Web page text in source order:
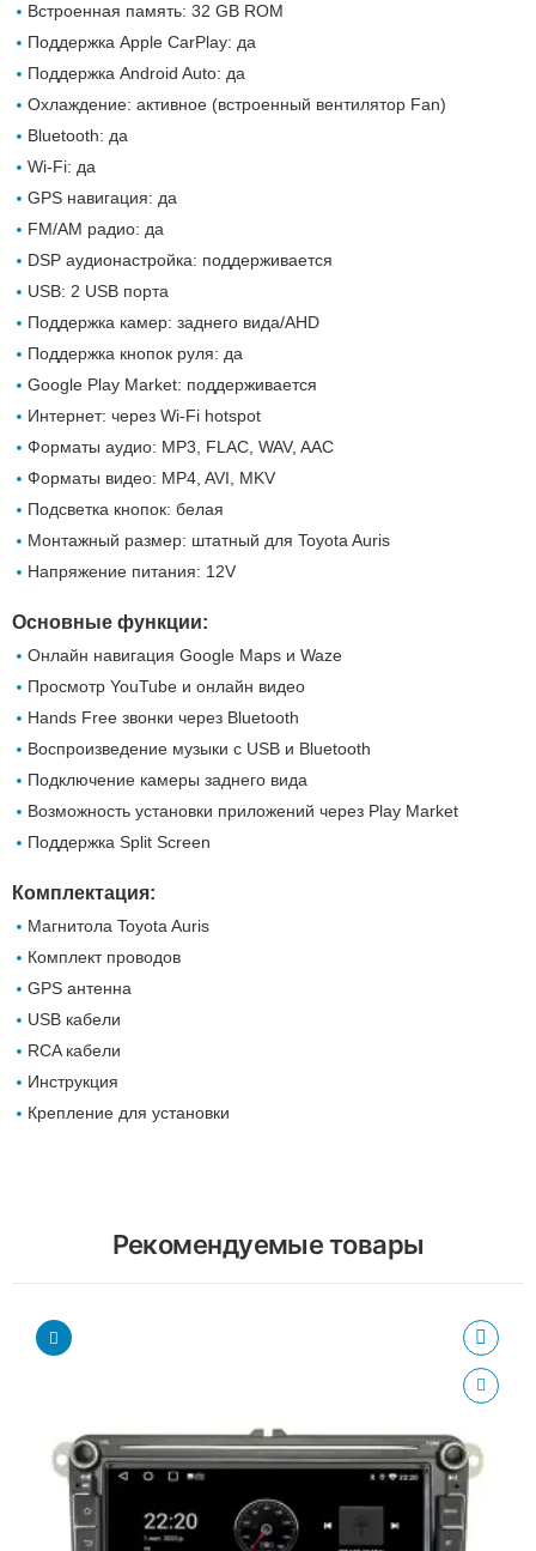
Встроенная память: 32 GB ROM
Поддержка Apple CarPlay: да
Поддержка Android Auto: да
Охлаждение: активное (встроенный вентилятор Fan)
Bluetooth: да
Wi-Fi: да
GPS навигация: да
FM/AM радио: да
DSP аудионастройка: поддерживается
USB: 2 USB порта
Поддержка камер: заднего вида/AHD
Поддержка кнопок руля: да
Google Play Market: поддерживается
Интернет: через Wi-Fi hotspot
Форматы аудио: MP3, FLAC, WAV, AAC
Форматы видео: MP4, AVI, MKV
Подсветка кнопок: белая
Монтажный размер: штатный для Toyota Auris
Напряжение питания: 12V
Основные функции:
Онлайн навигация Google Maps и Waze
Просмотр YouTube и онлайн видео
Hands Free звонки через Bluetooth
Воспроизведение музыки с USB и Bluetooth
Подключение камеры заднего вида
Возможность установки приложений через Play Market
Поддержка Split Screen
Комплектация:
Магнитола Toyota Auris
Комплект проводов
GPS антенна
USB кабели
RCA кабели
Инструкция
Крепление для установки
Рекомендуемые товары